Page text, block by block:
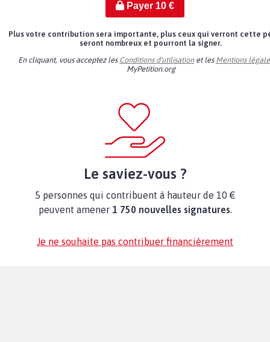
Payer 10€
Plus votre contribution sera importante, plus ceux qui verront cette
seront nombreux et pourront la signer.
En cliquant, vous acceptez les Conditions d'utilisationet les Mentions
MyPetition.org
Le saviez-vous ?
5 personnes qui contribuent à hauteur de 10 €
peuvent amener 1 750 nouvelles signatures.
Je ne souhaite pas contribuer financièrement